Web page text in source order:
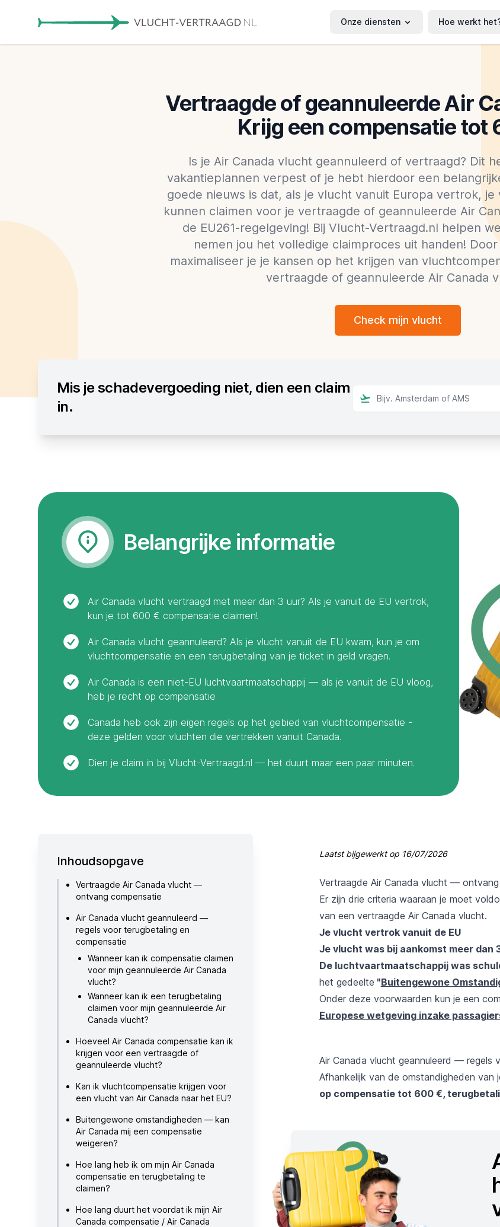
Onze diensten Hoe werkt
Vertraagde of geannuleerde Air
Krijg een compensatie tot
Is je Air Canada vlucht geannuleerd of vertraagd? Dit
vakantieplannen verpest of je hebt hierdoor een
goede nieuws is dat, als je vlucht vanuit Europa vertrok,
kunnen claimen voor je vertraagde of geannuleerde Air
de EU261-regelgeving! Bij Vlucht-Vertraagd.nl helpen
nemen jou het volledige claimproces uit handen!
maximaliseer je je kansen op het krijgen van
vertraagde of geannuleerde Air Canada
Check mijn vlucht
Mis je schadevergoeding niet, dien een claim
in.
Belangrijke informatie
Air Canada vlucht vertraagd met meer dan 3 uur? Als je vanuit de EU vertrok,
kun je tot 600 € compensatie claimen!
Air Canada vlucht geannuleerd? Als je vlucht vanuit de EU kwam, kun je om
vluchtcompensatie en een terugbetaling van je ticket in geld vragen.
Air Canada is een niet-EU luchtvaartmaatschappij — als je vanuit de EU vloog,
heb je recht op compensatie
Canada heb ook zijn eigen regels op het gebied van vluchtcompensatie -
deze gelden voor vluchten die vertrekken vanuit Canada.
Dien je claim in bij Vlucht-Vertraagd.nl — het duurt maar een paar minuten.
Inhoudsopgave
Vertraagde Air Canada vlucht —
ontvang compensatie
Air Canada vlucht geannuleerd —
regels voor terugbetaling en
compensatie
Wanneer kan ik compensatie claimen
voor mijn geannuleerde Air Canada
vlucht?
Wanneer kan ik een terugbetaling
claimen voor mijn geannuleerde Air
Canada vlucht?
Hoeveel Air Canada compensatie kan ik
krijgen voor een vertraagde of
geannuleerde vlucht?
Kan ik vluchtcompensatie krijgen voor
een vlucht van Air Canada naar het EU?
Buitengewone omstandigheden — kan
Air Canada mij een compensatie
weigeren?
Hoe lang heb ik om mijn Air Canada
compensatie en terugbetaling te
claimen?
Hoe lang duurt het voordat ik mijn Air
Canada compensatie / Air Canada
Laatst bijgewerkt op 16/07/2026
Vertraagde Air Canada vlucht —
Er zijn drie criteria waaraan je moet
van een vertraagde Air Canada vlucht.
Je vlucht vertrok vanuit de EU
Je vlucht was bij aankomst meer dan
De luchtvaartmaatschappij was
het gedeelte "Buitengewone
Onder deze voorwaarden kun je een
Europese wetgeving inzake
Air Canada vlucht geannuleerd — regels
Afhankelijk van de omstandigheden van
op compensatie tot 600 €,